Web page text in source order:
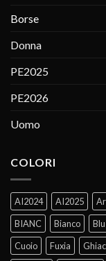
Borse
Donna
PE2025
PE2026
Uomo
COLORI
AI2024 AI2025
BIANC
Bianco Blu
Cuoio
Fuxia